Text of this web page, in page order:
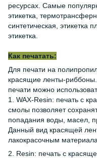
ресурсах. Самые
этикетка,
синтетическая, этикетка
этикетка.
Как печатать:
Для печати на
красящие ленты-
печати можно
1. WAX-Resin: печать с
смолы позволяет
попадания воды, масел,
Данный вид красящей
лакокрасочным
2. Resin: печать с